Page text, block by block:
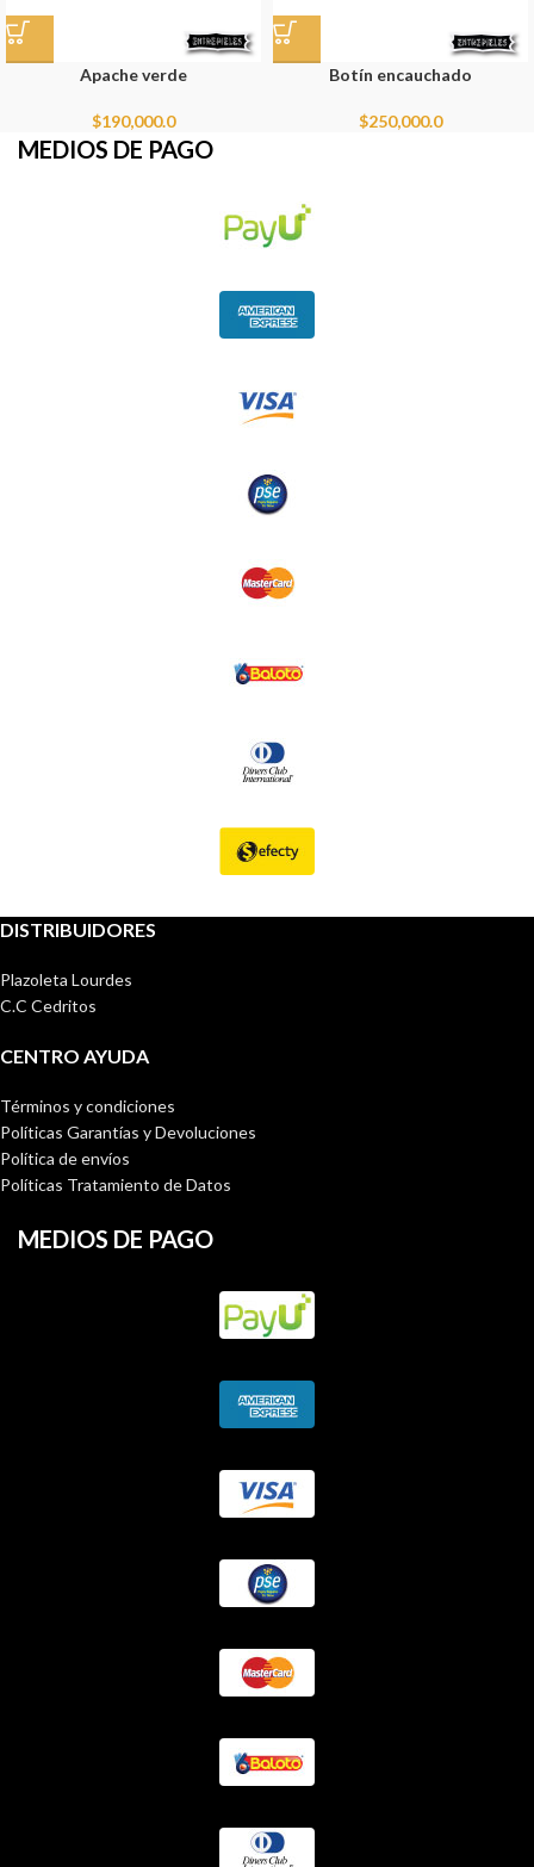
Apache verde
$190,000.0
Botín encauchado
$250,000.0
MEDIOS DE PAGO
DISTRIBUIDORES
Plazoleta Lourdes
C.C Cedritos
CENTRO AYUDA
Términos y condiciones
Políticas Garantías y Devoluciones
Política de envíos
Políticas Tratamiento de Datos
MEDIOS DE PAGO